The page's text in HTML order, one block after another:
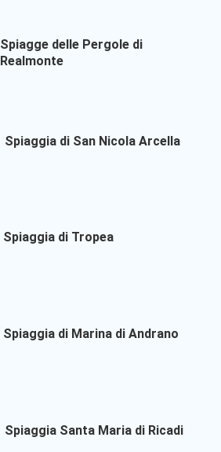
Spiagge delle Pergole di
Realmonte
Spiaggia di San Nicola Arcella
Spiaggia di Tropea
Spiaggia di Marina di Andrano
Spiaggia Santa Maria di Ricadi